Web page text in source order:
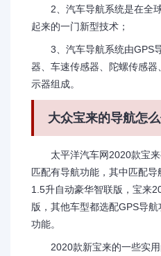
2、汽车导航系统是在全球
起来的一门新型技术；
3、汽车导航系统由GPS
器、车速传感器、陀螺传感
示器组成。
大众宝来的导航怎
太平洋汽车网2020款宝来
匹配有导航功能，其中匹配
1.5升自动豪华智联版，宝来
版，其他车型都选配GPS导
功能。
2020款新宝来的一些实用